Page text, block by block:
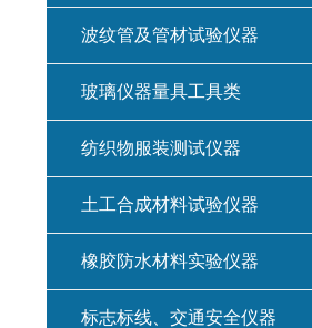
波纹管及管材试验仪器
玻璃仪器量具工具类
纺织物服装测试仪器
土工合成材料试验仪器
橡胶防水材料实验仪器
标志标线、交通安全仪器